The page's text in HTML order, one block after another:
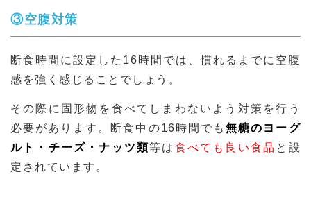
③空腹対策
断食時間に設定した16時間では、慣れるまでに空腹
感を強く感じることでしょう。
その際に固形物を食べてしまわないよう対策を行う
必要があります。断食中の16時間でも無糖のヨーグ
ルト・チーズ・ナッツ類等は 食べても良い食品 と設
定されています。